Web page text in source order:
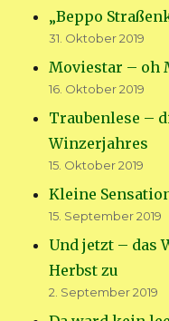
„Beppo
31. Oktober 2019
Moviestar – oh
16. Oktober 2019
Traubenlese –
Winzerjahres
15. Oktober 2019
Kleine
15. September 2019
Und jetzt – das
Herbst zu
2. September 2019